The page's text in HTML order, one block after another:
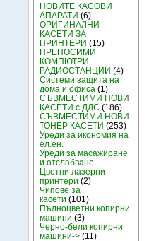
НОВИТЕ КАСОВИ
АПАРАТИ (6)
ОРИГИНАЛНИ
КАСЕТИ ЗА
ПРИНТЕРИ (15)
ПРЕНОСИМИ
КОМПЮТРИ
РАДИОСТАНЦИИ (4)
Системи защита на
дома и офиса (1)
СЪВМЕСТИМИ НОВИ
КАСЕТИ с ДДС (186)
СЪВМЕСТИМИ НОВИ
ТОНЕР КАСЕТИ (253)
Уреди за икономия на
ел.ен.
Уреди за масажиране
и отслабване
Цветни лазерни
принтери (2)
Чипове за
касети (101)
Пълноцветни копирни
машини (3)
Черно-бели копирни
машини-> (11)